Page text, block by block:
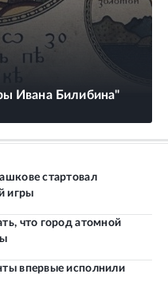
Ивана Билибина"
стартовал
игры
что город атомной
впервые исполнили